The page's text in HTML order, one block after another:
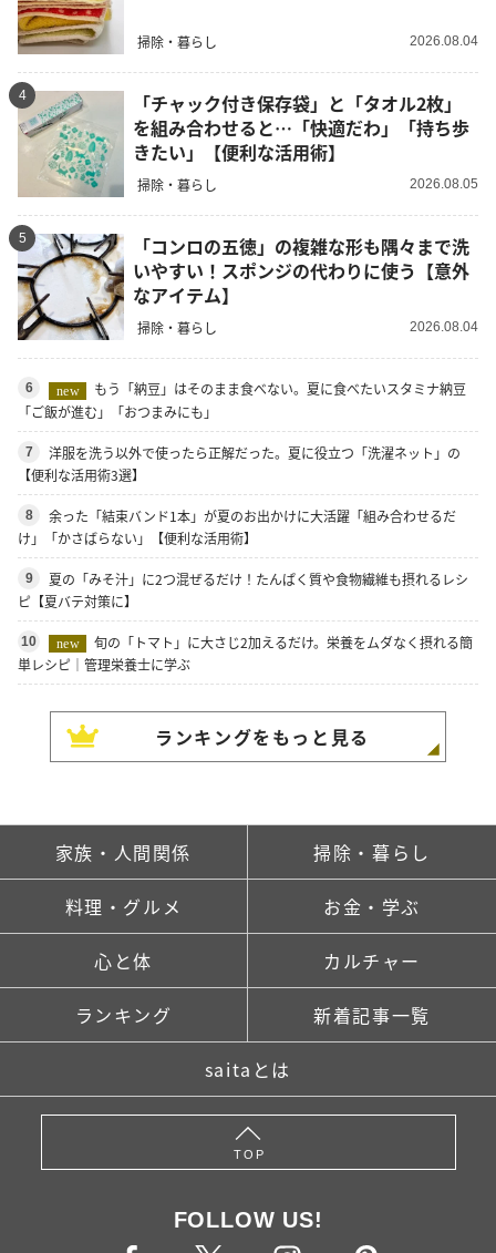
掃除・暮らし 2026.08.04
4
「チャック付き保存袋」と「タオル2枚」
を組み合わせると…「快適だわ」「持ち歩
きたい」【便利な活用術】
掃除・暮らし 2026.08.05
5
「コンロの五徳」の複雑な形も隅々まで洗
いやすい！スポンジの代わりに使う【意外
なアイテム】
掃除・暮らし 2026.08.04
6 new
もう「納豆」はそのまま食べない。夏に食べたいスタミナ納豆
「ご飯が進む」「おつまみにも」
7
洋服を洗う以外で使ったら正解だった。夏に役立つ「洗濯ネット」の
【便利な活用術3選】
8
余った「結束バンド1本」が夏のお出かけに大活躍「組み合わせるだ
け」「かさばらない」【便利な活用術】
9
夏の「みそ汁」に2つ混ぜるだけ！たんぱく質や食物繊維も摂れるレシ
ピ【夏バテ対策に】
10 new
旬の「トマト」に大さじ2加えるだけ。栄養をムダなく摂れる簡
単レシピ｜管理栄養士に学ぶ
ランキングをもっと見る
家族・人間関係 掃除・暮らし
料理・グルメ お金・学ぶ
心と体 カルチャー
ランキング 新着記事一覧
saitaとは
TOP
FOLLOW US!